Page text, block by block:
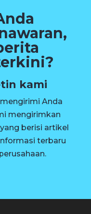
kami
Anda
mengirimkan
berisi artikel
terbaru